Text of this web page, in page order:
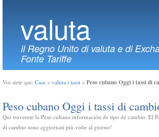
valuta
il Regno Unito di valuta e di
Fonte Tariffe
Voi siete qui: Casa » valuta i tassi » Peso cubano Oggi i tassi di
Peso cubano Oggi i tassi di
Qui troverete la Peso cubano información de tipo de cambio. El
di cambio sono aggiornati più volte al giorno!